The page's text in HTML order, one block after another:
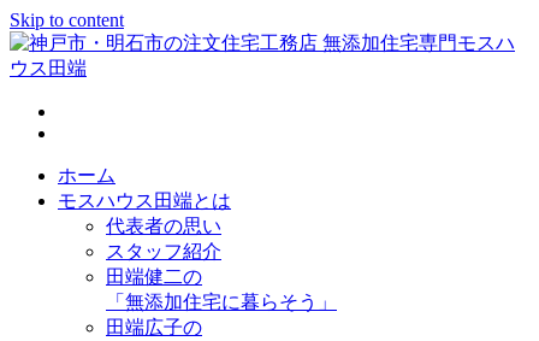
Skip to content
神戸市・明石市の注文住宅工務店 無添加住宅専門モスハウス
田端
ホーム
モスハウス田端とは
代表者の思い
スタッフ紹介
田端健二の
「無添加住宅に暮らそう」
田端広子の